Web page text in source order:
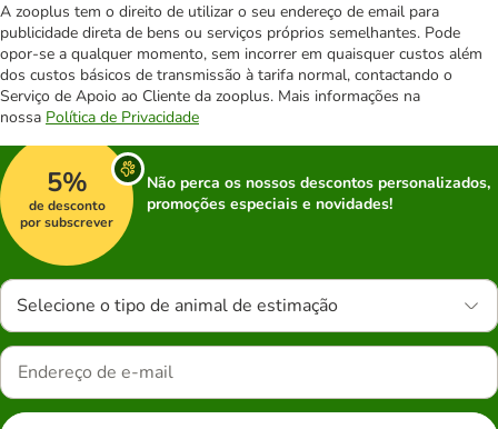
A zooplus tem o direito de utilizar o seu endereço de email para
publicidade direta de bens ou serviços próprios semelhantes. Pode
opor-se a qualquer momento, sem incorrer em quaisquer custos além
dos custos básicos de transmissão à tarifa normal, contactando o
Serviço de Apoio ao Cliente da zooplus. Mais informações na
nossa Política de Privacidade
5%
de desconto
por subscrever
Não perca os nossos descontos personalizados,
promoções especiais e novidades!
Selecione o tipo de animal de estimação